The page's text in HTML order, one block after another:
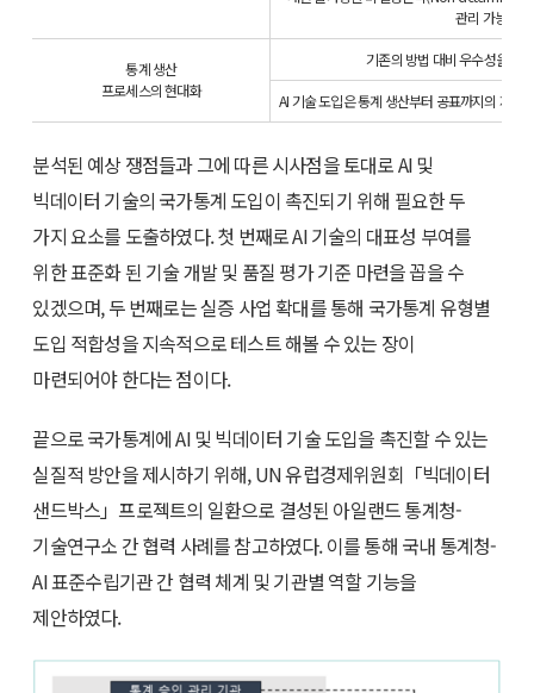
관리 가능한
통계 생산
프로세스의 현대화
기존의 방법 대비 우수성을 객
AI 기술 도입은 통계 생산부터 공표까지의 제한
분석된 예상 쟁점들과 그에 따른 시사점을 토대로 AI 및
빅데이터 기술의 국가통계 도입이 촉진되기 위해 필요한 두
가지 요소를 도출하였다. 첫 번째로 AI 기술의 대표성 부여를
위한 표준화 된 기술 개발 및 품질 평가 기준 마련을 꼽을 수
있겠으며, 두 번째로는 실증 사업 확대를 통해 국가통계 유형별
도입 적합성을 지속적으로 테스트 해볼 수 있는 장이
마련되어야 한다는 점이다.
끝으로 국가통계에 AI 및 빅데이터 기술 도입을 촉진할 수 있는
실질적 방안을 제시하기 위해, UN 유럽경제위원회「빅데이터
샌드박스」프로젝트의 일환으로 결성된 아일랜드 통계청-
기술연구소 간 협력 사례를 참고하였다. 이를 통해 국내 통계청-
AI 표준수립기관 간 협력 체계 및 기관별 역할 기능을
제안하였다.